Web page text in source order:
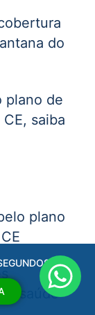
do
plano de
saiba
plano
saúde